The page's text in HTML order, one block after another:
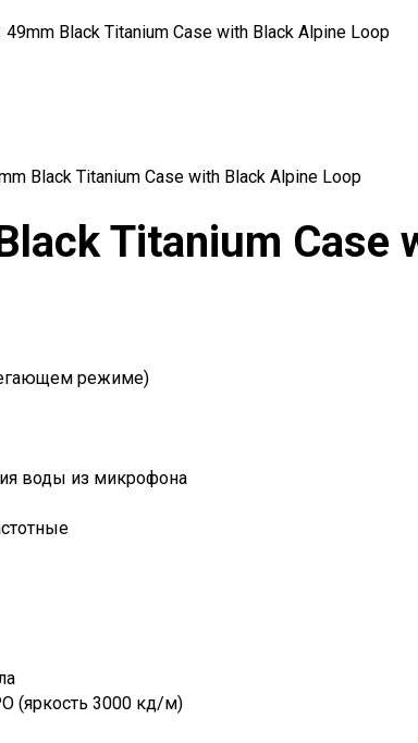
49mm Black Titanium Case with Black Alpine Loop
Black Titanium Case with Black Alpine Loop
Titanium Case
режиме)
воды из микрофона
(яркость 3000 кд/м)